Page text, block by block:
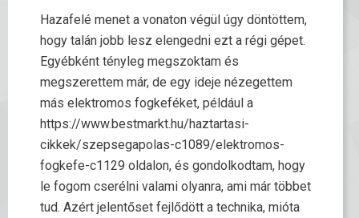
Hazafelé menet a vonaton végül úgy döntöttem,
hogy talán jobb lesz elengedni ezt a régi gépet.
Egyébként tényleg megszoktam és
megszerettem már, de egy ideje nézegettem
más elektromos fogkeféket, például a
https://www.bestmarkt.hu/haztartasi-
cikkek/szepsegapolas-c1089/elektromos-
fogkefe-c1129 oldalon, és gondolkodtam, hogy
le fogom cserélni valami olyanra, ami már többet
tud. Azért jelentőset fejlődött a technika, mióta